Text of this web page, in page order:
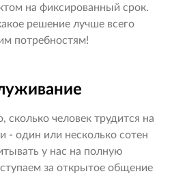
на фиксированный срок.
решение лучше всего
потребностям!
сколько человек трудится на
- один или несколько сотен
у нас на полную
за открытое общение